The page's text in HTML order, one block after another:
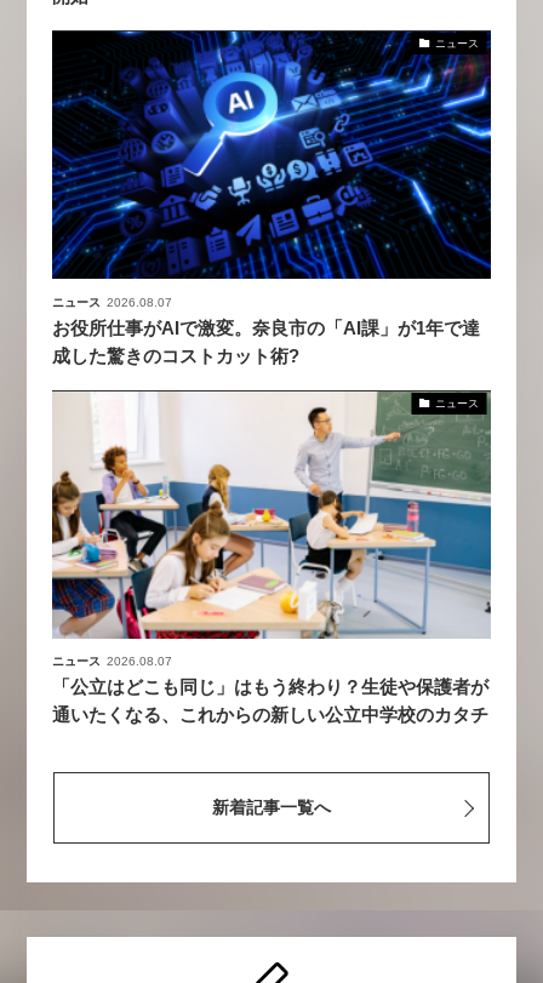
ニュース
ニュース 2026.08.07
お役所仕事がAIで激変。奈良市の「AI課」が1年で達
成した驚きのコストカット術?
ニュース
ニュース 2026.08.07
「公立はどこも同じ」はもう終わり？生徒や保護者が
通いたくなる、これからの新しい公立中学校のカタチ
新着記事一覧へ